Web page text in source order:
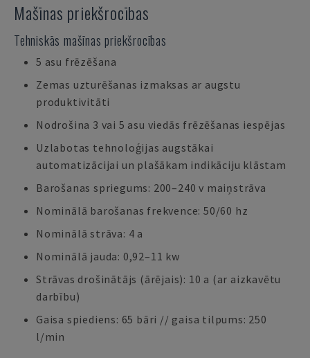
Mašīnas priekšrocības
Tehniskās mašīnas priekšrocības
5 asu frēzēšana
Zemas uzturēšanas izmaksas ar augstu
produktivitāti
Nodrošina 3 vai 5 asu viedās frēzēšanas iespējas
Uzlabotas tehnoloģijas augstākai
automatizācijai un plašākam indikāciju klāstam
Barošanas spriegums: 200–240 v maiņstrāva
Nominālā barošanas frekvence: 50/60 hz
Nominālā strāva: 4 a
Nominālā jauda: 0,92–11 kw
Strāvas drošinātājs (ārējais): 10 a (ar aizkavētu
darbību)
Gaisa spiediens: 65 bāri // gaisa tilpums: 250
l/min